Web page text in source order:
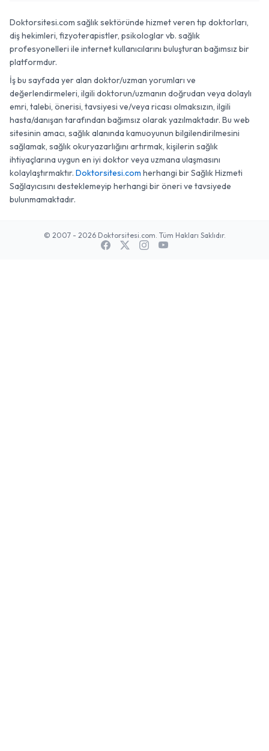
Doktorsitesi.com sağlık sektöründe hizmet veren tıp doktorları,
diş hekimleri, fizyoterapistler, psikologlar vb. sağlık
profesyonelleri ile internet kullanıcılarını buluşturan bağımsız bir
platformdur.
İş bu sayfada yer alan doktor/uzman yorumları ve
değerlendirmeleri, ilgili doktorun/uzmanın doğrudan veya dolaylı
emri, talebi, önerisi, tavsiyesi ve/veya ricası olmaksızın, ilgili
hasta/danışan tarafından bağımsız olarak yazılmaktadır. Bu web
sitesinin amacı, sağlık alanında kamuoyunun bilgilendirilmesini
sağlamak, sağlık okuryazarlığını artırmak, kişilerin sağlık
ihtiyaçlarına uygun en iyi doktor veya uzmana ulaşmasını
kolaylaştırmaktır. Doktorsitesi.com herhangi bir Sağlık Hizmeti
Sağlayıcısını desteklemeyip herhangi bir öneri ve tavsiyede
bulunmamaktadır.
© 2007 - 2026 Doktorsitesi.com. Tüm Hakları Saklıdır.